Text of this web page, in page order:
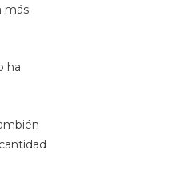
más
ha